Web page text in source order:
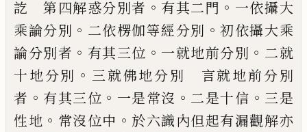
訖 第四解惑分別者 。 有其二門 。 一依攝大
乘論分別 。 二依楞伽等經分別 。初依攝大乘
論分別者 。 有其三位 。 一就地前分別 。 二就
十地分別 。 三就佛地分別 言就地前分別
者 。 有其三位 。 一是常沒 。 二是十信 。 三是
性地 。 常沒位中 。 於六識內但起有漏觀解亦